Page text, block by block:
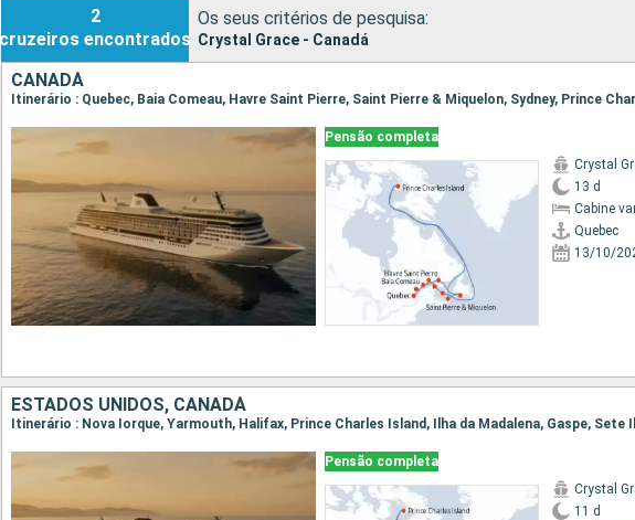
2
cruzeiros encontrados
Os seus critérios de pesquisa:
Crystal Grace - Canadá
CANADÁ
Pensão completa
Crystal
13 d
Cabine
Quebec
13/10/
ESTADOS UNIDOS, CANADÁ
Pensão completa
Crystal
11 d